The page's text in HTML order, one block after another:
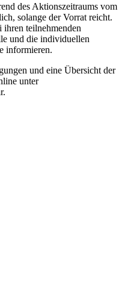
des Aktionszeitraums vom
solange der Vorrat reicht.
ihren teilnehmenden
und die individuellen
informieren.
und eine Übersicht der
unter